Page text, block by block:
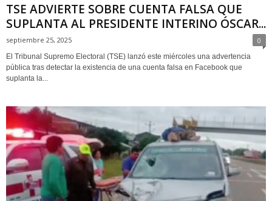
TSE ADVIERTE SOBRE CUENTA FALSA QUE
SUPLANTA AL PRESIDENTE INTERINO ÓSCAR...
septiembre 25, 2025 0
El Tribunal Supremo Electoral (TSE) lanzó este miércoles una advertencia
pública tras detectar la existencia de una cuenta falsa en Facebook que
suplanta la...